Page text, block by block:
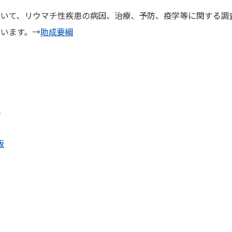
て、リウマチ性疾患の病因、治療、予防、疫学等に関する
います。→助成要綱